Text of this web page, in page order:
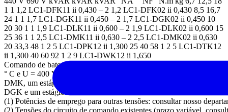
1 1 1,2 LC1-DFK11 ii 0,430 – 2 1,2 LC1-DFK02 ii 0,430 8,5 16,7
24 1 1 1,7 LC1-DGK11 ii 0,450 – 2 1,7 LC1-DGK02 ii 0,450 10
20 30 1 1 1,9 LC1-DLK11 ii 0,600 – 2 1,9 LC1-DLK02 ii 0,600 15
25 36 1 1 2,5 LC1-DMK11 ii 0,630 – 2 2,5 LC1-DMK02 ii 0,630
20 33,3 48 1 2 5 LC1-DPK12 ii 1,300 25 40 58 1 2 5 LC1-DTK12
ii 1,300 40 60 92 1 2 9 LC1-DWK12 ii 1,650
Comando de bateria de capacitores com diversos estágios (de
° C e U = 400 V ou 440 V. Um estágio de 25 kVAR: contator LC1-
DMK, um estágio de 15 kVAR: contator LC1-
DGK e um estágio de 10 kVAR:contator LC1-DFK.
(1) Potências de emprego para outras tensões: consultar nosso